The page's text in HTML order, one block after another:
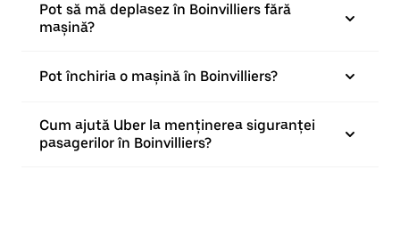
Pot să mă deplasez în Boinvilliers fără
mașină?
Pot închiria o mașină în Boinvilliers?
Cum ajută Uber la menținerea siguranței
pasagerilor în Boinvilliers?